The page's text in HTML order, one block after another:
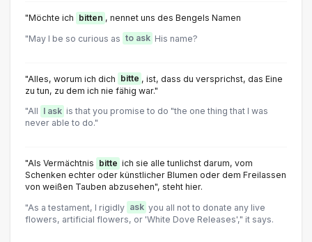
"Möchte ich bitten , nennet uns des Bengels Namen
"May I be so curious as to ask His name?
"Alles, worum ich dich bitte , ist, dass du versprichst, das Eine
zu tun, zu dem ich nie fähig war."
"All I ask is that you promise to do "the one thing that I was
never able to do."
"Als Vermächtnis bitte ich sie alle tunlichst darum, vom
Schenken echter oder künstlicher Blumen oder dem Freilassen
von weißen Tauben abzusehen", steht hier.
"As a testament, I rigidly ask you all not to donate any live
flowers, artificial flowers, or 'White Dove Releases'," it says.